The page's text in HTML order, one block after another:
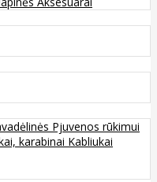
Pjuvenos rūkimui
karabinai Kabliukai